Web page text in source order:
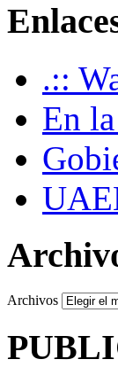
.::
En
Archivos